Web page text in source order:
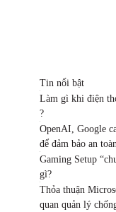
Tin nổi bật
Làm gì khi điện
?
OpenAI, Google
để đảm bảo an
Gaming Setup
gì?
Thỏa thuận
quan quản lý